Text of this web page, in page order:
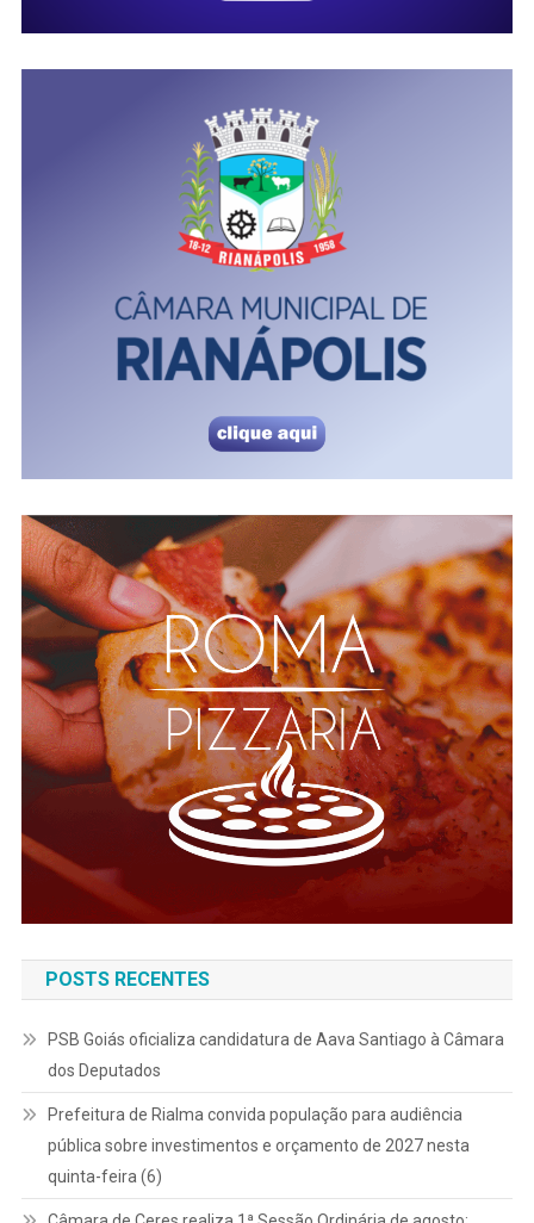
POSTS RECENTES
PSB Goiás oficializa candidatura de Aava Santiago à Câmara
dos Deputados
Prefeitura de Rialma convida população para audiência
pública sobre investimentos e orçamento de 2027 nesta
quinta-feira (6)